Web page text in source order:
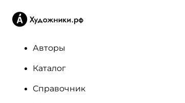
Авторы
Каталог
Справочник